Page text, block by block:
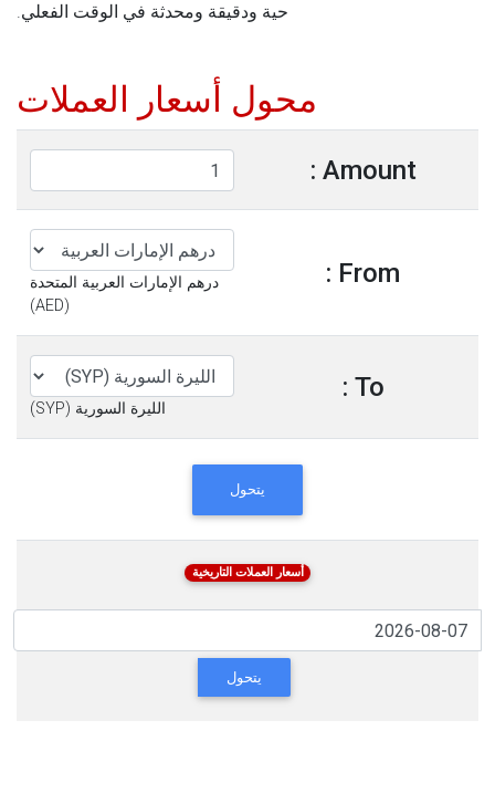
حية ودقيقة ومحدثة في الوقت الفعلي.
محول أسعار العملات
Amount :
From :
درهم الإمارات العربية المتحدة
(AED)
To :
الليرة السورية (SYP)
يتحول
أسعار العملات التاريخية
يتحول